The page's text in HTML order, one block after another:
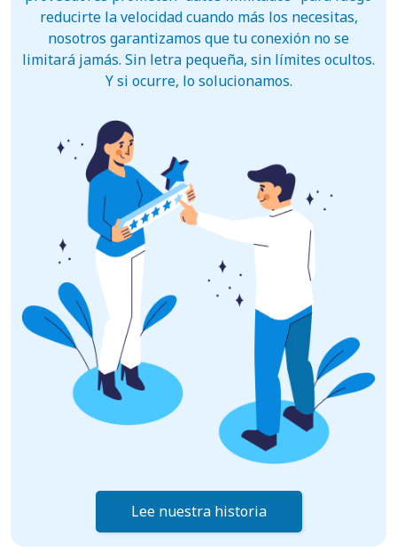
reducirte la velocidad cuando más los necesitas,
nosotros garantizamos que tu conexión no se
limitará jamás. Sin letra pequeña, sin límites ocultos.
Y si ocurre, lo solucionamos.
Lee nuestra historia